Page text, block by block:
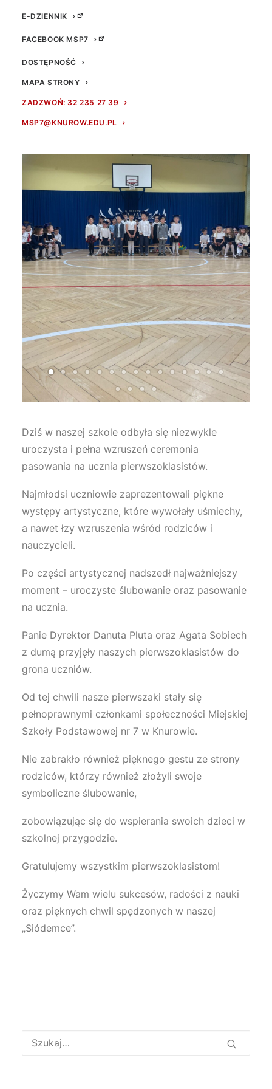
E-DZIENNIK
FACEBOOK MSP7
DOSTĘPNOŚĆ
MAPA STRONY
ZADZWOŃ: 32 235 27 39
MSP7@KNUROW.EDU.PL
Dziś w naszej szkole odbyła się niezwykle
uroczysta i pełna wzruszeń ceremonia
pasowania na ucznia pierwszoklasistów.
Najmłodsi uczniowie zaprezentowali piękne
występy artystyczne, które wywołały uśmiechy,
a nawet łzy wzruszenia wśród rodziców i
nauczycieli.
Po części artystycznej nadszedł najważniejszy
moment – uroczyste ślubowanie oraz pasowanie
na ucznia.
Panie Dyrektor Danuta Pluta oraz Agata Sobiech
z dumą przyjęły naszych pierwszoklasistów do
grona uczniów.
Od tej chwili nasze pierwszaki stały się
pełnoprawnymi członkami społeczności Miejskiej
Szkoły Podstawowej nr 7 w Knurowie.
Nie zabrakło również pięknego gestu ze strony
rodziców, którzy również złożyli swoje
symboliczne ślubowanie,
zobowiązując się do wspierania swoich dzieci w
szkolnej przygodzie.
Gratulujemy wszystkim pierwszoklasistom!
Życzymy Wam wielu sukcesów, radości z nauki
oraz pięknych chwil spędzonych w naszej
„Siódemce”.